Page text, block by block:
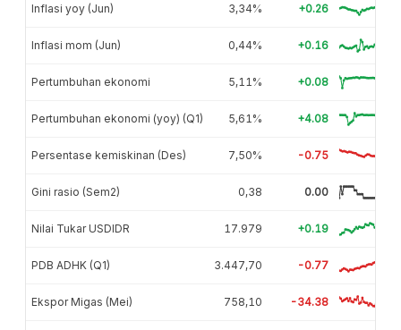
Inflasi yoy (Jun) 3,34% +0.26
Inflasi mom (Jun) 0,44% +0.16
Pertumbuhan ekonomi 5,11% +0.08
Pertumbuhan ekonomi (yoy) (Q1) 5,61% +4.08
Persentase kemiskinan (Des) 7,50% -0.75
Gini rasio (Sem2) 0,38 0.00
Nilai Tukar USDIDR 17.979 +0.19
PDB ADHK (Q1) 3.447,70 -0.77
Ekspor Migas (Mei) 758,10 -34.38